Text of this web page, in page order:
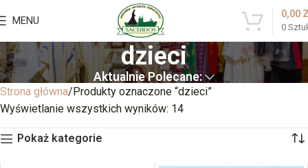
MENU
0
0,00
dzieci
Aktualnie Polecane:
Strona główna Produkty oznaczone “dzieci”
Wyświetlanie wszystkich wyników: 14
Pokaż kategorie